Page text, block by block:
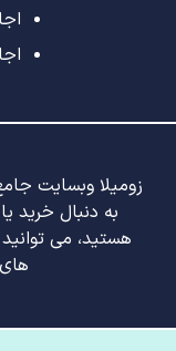
زومیلا وبسایت
به دنبال خرید
هستید، می